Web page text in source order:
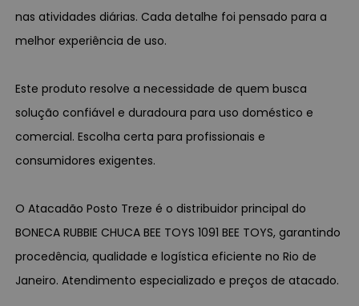
nas atividades diárias. Cada detalhe foi pensado para a
melhor experiência de uso.
Este produto resolve a necessidade de quem busca
solução confiável e duradoura para uso doméstico e
comercial. Escolha certa para profissionais e
consumidores exigentes.
O Atacadão Posto Treze é o distribuidor principal do
BONECA RUBBIE CHUCA BEE TOYS 1091 BEE TOYS, garantindo
procedência, qualidade e logística eficiente no Rio de
Janeiro. Atendimento especializado e preços de atacado.